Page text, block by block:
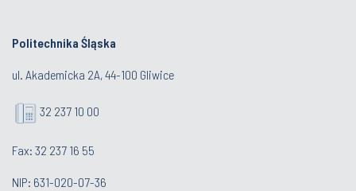
Politechnika Śląska
ul. Akademicka 2A, 44-100 Gliwice
32 237 10 00
Fax: 32 237 16 55
NIP: 631-020-07-36